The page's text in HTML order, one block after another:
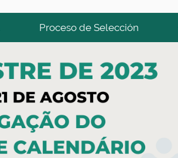
Proceso de Selección